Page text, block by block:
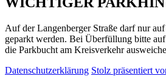
Auf der Langenberger Straße darf nur
geparkt werden. Bei Überfüllung bitte
die Parkbucht am Kreisverkehr
Datenschutzerklärung Stolz präsentiert